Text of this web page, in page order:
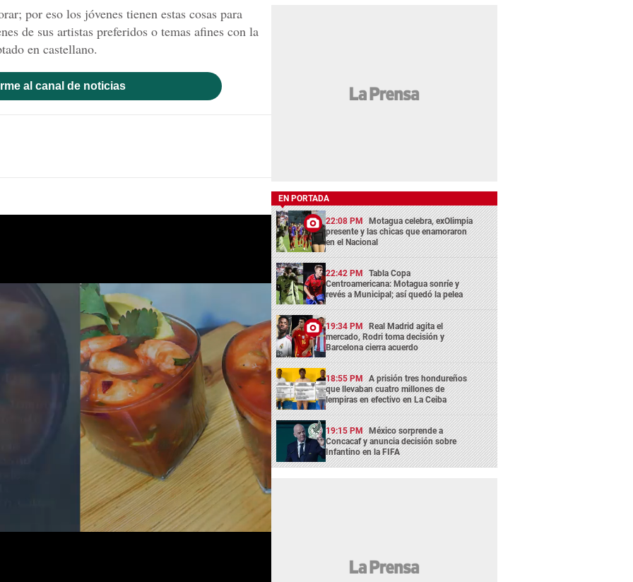
por eso los jóvenes tienen estas cosas para
de sus artistas preferidos o temas afines con la
en castellano.
al canal de noticias
EN PORTADA
22:08 PM Motagua celebra, exOlimpia
presente y las chicas que enamoraron
en el Nacional
22:42 PM Tabla Copa
Centroamericana: Motagua sonríe y
revés a Municipal; así quedó la pelea
19:34 PM Real Madrid agita el
mercado, Rodri toma decisión y
Barcelona cierra acuerdo
18:55 PM A prisión tres hondureños
que llevaban cuatro millones de
lempiras en efectivo en La Ceiba
19:15 PM México sorprende a
Concacaf y anuncia decisión sobre
Infantino en la FIFA